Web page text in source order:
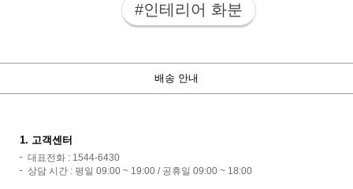
#인테리어 화분
배송 안내
1. 고객센터
대표전화 : 1544-6430
상담 시간 : 평일 09:00 ~ 19:00 / 공휴일 09:00 ~ 18:00